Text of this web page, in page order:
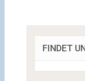
FINDET